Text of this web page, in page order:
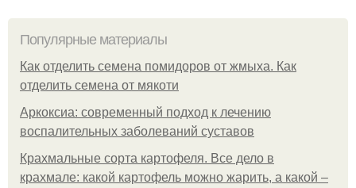
Популярные материалы
Как отделить семена помидоров от жмыха. Как
отделить семена от мякоти
Аркоксиа: современный подход к лечению
воспалительных заболеваний суставов
Крахмальные сорта картофеля. Все дело в
крахмале: какой картофель можно жарить, а какой –